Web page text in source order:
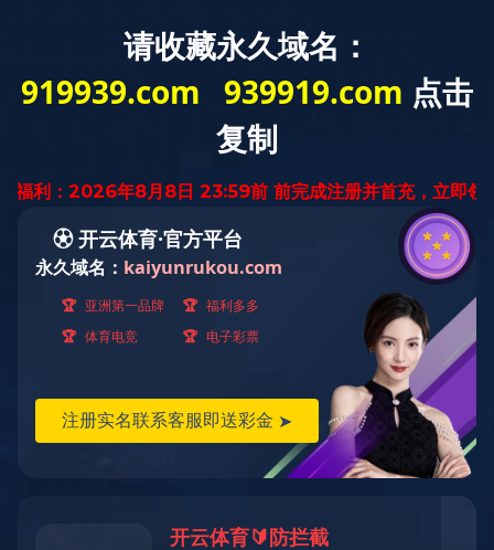
首页 > 作品展示 > 书法作品
部分学员作品（一）
阅读：45034次 更新时间：2021-08-24